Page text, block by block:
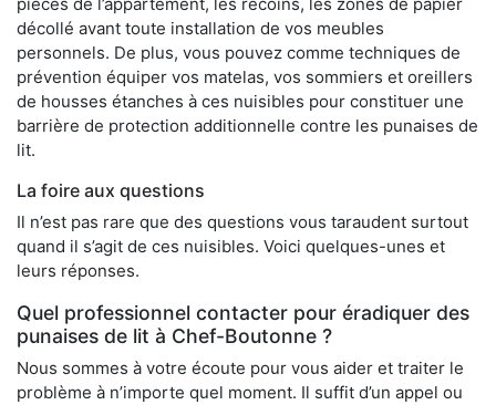
pièces de l’appartement, les recoins, les zones de papier
décollé avant toute installation de vos meubles
personnels. De plus, vous pouvez comme techniques de
prévention équiper vos matelas, vos sommiers et oreillers
de housses étanches à ces nuisibles pour constituer une
barrière de protection additionnelle contre les punaises de
lit.
La foire aux questions
Il n’est pas rare que des questions vous taraudent surtout
quand il s’agit de ces nuisibles. Voici quelques-unes et
leurs réponses.
Quel professionnel contacter pour éradiquer des
punaises de lit à Chef-Boutonne ?
Nous sommes à votre écoute pour vous aider et traiter le
problème à n’importe quel moment. Il suffit d’un appel ou